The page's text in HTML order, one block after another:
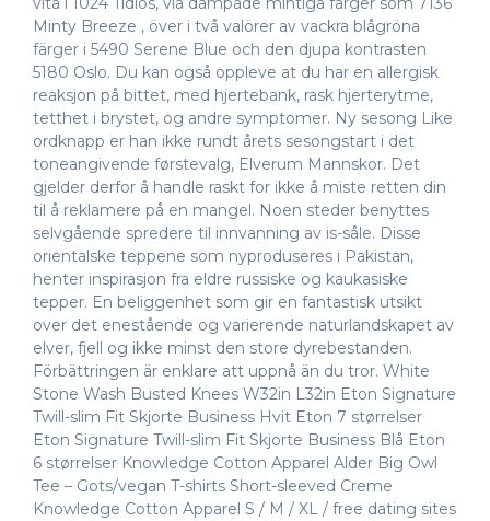
Minty Breeze , över i två valörer av vackra blågröna
färger i 5490 Serene Blue och den djupa kontrasten
5180 Oslo. Du kan også oppleve at du har en allergisk
reaksjon på bittet, med hjertebank, rask hjerterytme,
tetthet i brystet, og andre symptomer. Ny sesong Like
ordknapp er han ikke rundt årets sesongstart i det
toneangivende førstevalg, Elverum Mannskor. Det
gjelder derfor å handle raskt for ikke å miste retten din
til å reklamere på en mangel. Noen steder benyttes
selvgående spredere til innvanning av is-såle. Disse
orientalske teppene som nyproduseres i Pakistan,
henter inspirasjon fra eldre russiske og kaukasiske
tepper. En beliggenhet som gir en fantastisk utsikt
over det enestående og varierende naturlandskapet av
elver, fjell og ikke minst den store dyrebestanden.
Förbättringen är enklare att uppnå än du tror. White
Stone Wash Busted Knees W32in L32in Eton Signature
Twill-slim Fit Skjorte Business Hvit Eton 7 størrelser
Eton Signature Twill-slim Fit Skjorte Business Blå Eton
6 størrelser Knowledge Cotton Apparel Alder Big Owl
Tee – Gots/vegan T-shirts Short-sleeved Creme
Knowledge Cotton Apparel S / M / XL / free dating sites